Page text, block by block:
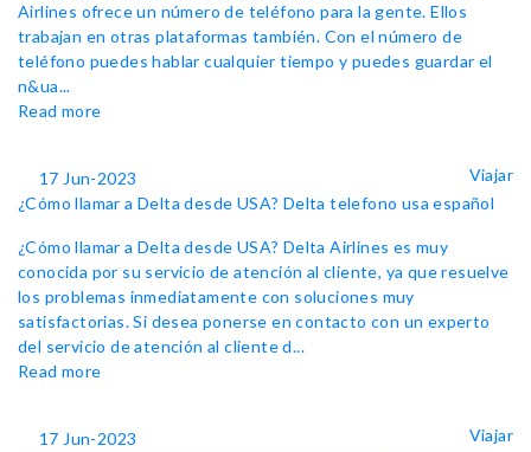
Airlines ofrece un número de teléfono para la gente. Ellos
trabajan en otras plataformas también. Con el número de
teléfono puedes hablar cualquier tiempo y puedes guardar el
n&ua...
Read more
17 Jun-2023
Viajar
¿Cómo llamar a Delta desde USA? Delta telefono usa español
¿Cómo llamar a Delta desde USA? Delta Airlines es muy
conocida por su servicio de atención al cliente, ya que resuelve
los problemas inmediatamente con soluciones muy
satisfactorias. Si desea ponerse en contacto con un experto
del servicio de atención al cliente d...
Read more
17 Jun-2023
Viajar